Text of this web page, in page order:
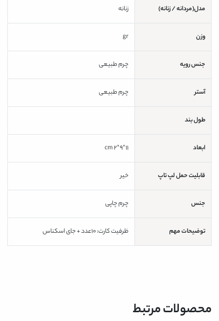
مدل(مردانه / زنانه) زنانه
وزن gr
جنس رویه چرم طبیعی
آستر چرم طبیعی
طول بند
ابعاد
قابلیت حمل لپ تاپ خیر
جنس چرم چاپی
توضیحات مهم ظرفیت کارت: 10عدد + جای اسکناس
محصولات مرتبط